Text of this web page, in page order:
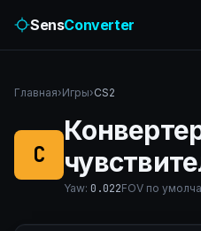
SensConverter
Главная›Игры›CS2
C
Yaw: 0.022FOV по